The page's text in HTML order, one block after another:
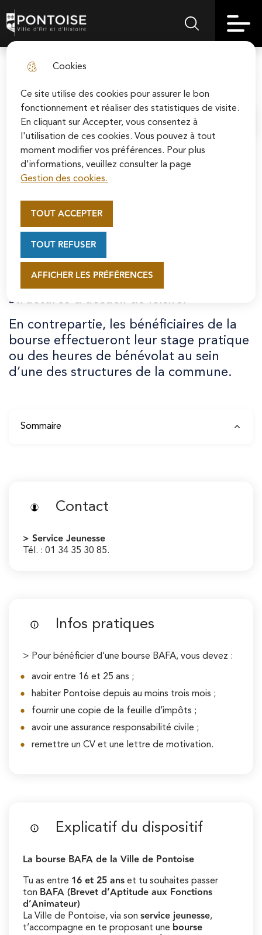
Cookies
Ce site utilise des cookies pour assurer le bon
fonctionnement et réaliser des statistiques de visite.
En cliquant sur Accepter, vous consentez à
l'utilisation de ces cookies. Vous pouvez à tout
moment modifier vos préférences. Pour plus
d'informations, veuillez consulter la page
Gestion des cookies.
AFFICHER LES PRÉFÉRENCES
TOUT ACCEPTER
TOUT REFUSER
to
menu
Skip to
search
Skip to
site map
Soutenez la rénovation de la cathédrale Saint-
Maclou en vous connectant sur le site de la
Fondation du patrimoine.
En savoir plus
Pontoise | Ville d'art et d'histoireMenu principalRechercher sur
Accueil
La Ville de Pontoise relance son
une quinzaine de futurs animateurs âgés
de 16 à 25 ans. La Ville finance tout ou
Fonctions d’Animateur (BAFA), ce qui
leur permettra par la suite d’encadrer
structures d’accueil de loisirs.
En contrepartie, les bénéficiaires de la
bourse effectueront leur stage pratique
ou des heures de bénévolat au sein
d’une des structures de la commune.
Sommaire
Contact
> Service Jeunesse
Tél. : 01 34 35 30 85.
Infos pratiques
> Pour bénéficier d’une bourse BAFA, vous devez :
avoir entre 16 et 25 ans ;
habiter Pontoise depuis au moins trois mois ;
fournir une copie de la feuille d’impôts ;
avoir une assurance responsabilité civile ;
remettre un CV et une lettre de motivation.
Explicatif du dispositif
La bourse BAFA de la Ville de Pontoise
Tu as entre 16 et 25 ans et tu souhaites passer
ton BAFA (Brevet d’Aptitude aux Fonctions
d’Animateur)
La Ville de Pontoise, via son service jeunesse,
t’accompagne en te proposant une bourse